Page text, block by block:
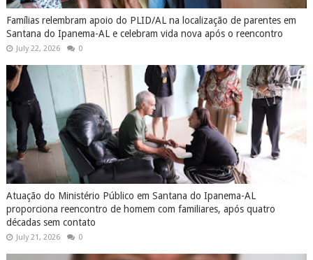
Famílias relembram apoio do PLID/AL na localização de parentes em
Santana do Ipanema-AL e celebram vida nova após o reencontro
July 22, 2026 0
Atuação do Ministério Público em Santana do Ipanema-AL
proporciona reencontro de homem com familiares, após quatro
décadas sem contato
July 21, 2026 0